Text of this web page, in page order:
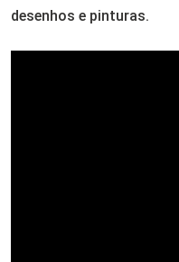
desenhos e pinturas.